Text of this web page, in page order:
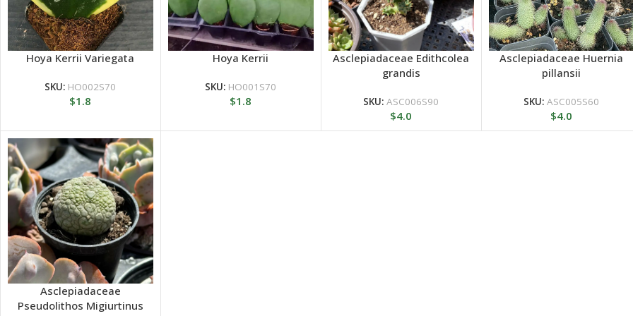
Hoya Kerrii Variegata
SKU: HO002S70
$1.8
Hoya Kerrii
SKU: HO001S70
$1.8
Asclepiadaceae Edithcolea
grandis
SKU:ASC006S90
$4.0
Asclepiadaceae Huernia
pillansii
SKU:ASC005S60
$4.0
Asclepiadaceae
Pseudolithos Migiurtinus